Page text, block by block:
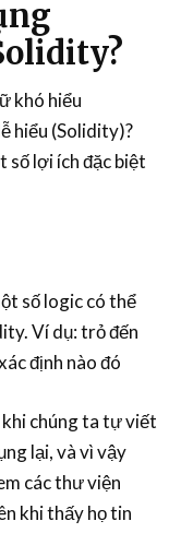
khó hiểu
hiểu (Solidity)?
số lợi ích đặc biệt
số logic có thể
Ví dụ: trỏ đến
định nào đó
chúng ta tự viết
lại, và vì vậy
các thư viện
khi thấy họ tin